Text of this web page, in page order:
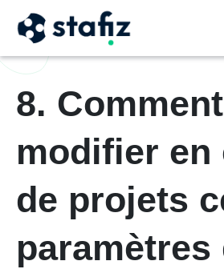
8. Comment
modifier en
de projets
paramètres